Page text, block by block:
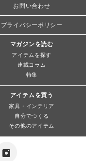
お問い合わせ
プライバシーポリシー
マガジンを読む
アイテムを探す
連載コラム
特集
アイテムを買う
家具・インテリア
自分でつくる
その他のアイテム